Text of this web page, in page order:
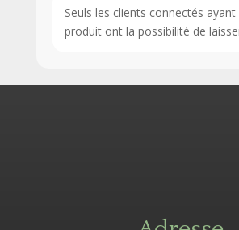
Seuls les clients connectés
produit ont la possibilité de